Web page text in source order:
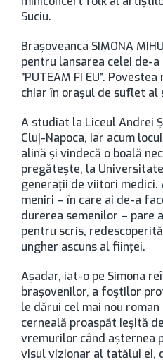
Suciu.
Brașoveanca SIMONA
pentru lansarea celei de-
”PUTEAM FI EU”.
chiar în orașul de suflet al
A studiat la Liceul Andrei
Cluj-Napoca, iar acum
alină și vindecă o boală
pregătește, la
generații de viitori
meniri – în care ai de-a
durerea semenilor – pare
pentru scris,
ungher ascuns al ființei.
Așadar, iat-o pe Simona
brașovenilor, a foștilor
le dărui cel mai nou
cerneală proaspăt ieșită
vremurilor când așternea
visul vizionar al tatălui ei,